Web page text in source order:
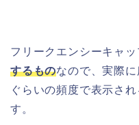
フリークエンシーキャッ
するものなので、実際
ぐらいの頻度で表示さ
す。